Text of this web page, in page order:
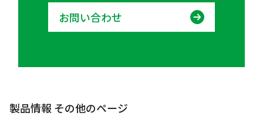
お問い合わせ
製品情報 その他のページ